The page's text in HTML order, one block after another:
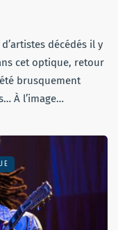
décédés il y
cet optique, retour
brusquement
À l’image…